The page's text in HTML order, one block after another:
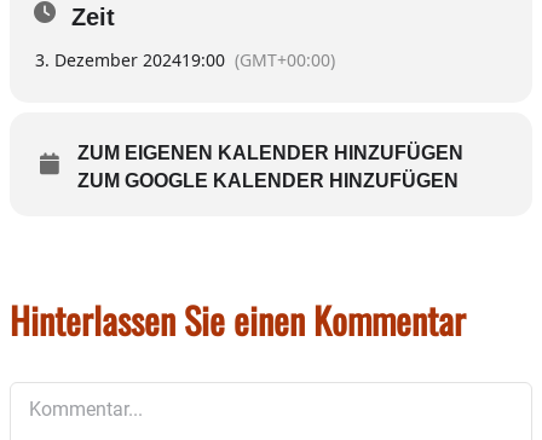
Ansprechpartner: Rainer Teichmann,
08071/9220846.
Zeit
3. Dezember 202419:00 (GMT+00:00)
ZUM EIGENEN KALENDER HINZUFÜGEN
ZUM GOOGLE KALENDER HINZUFÜGEN
Hinterlassen Sie einen Kommentar